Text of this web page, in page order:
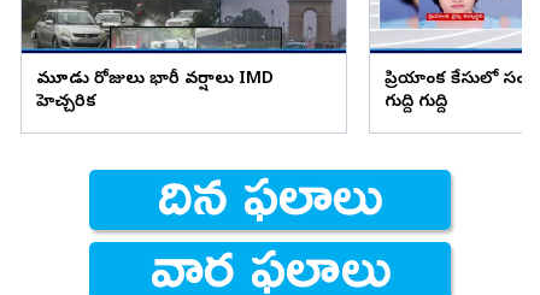
మూడు రోజులు భారీ వర్షాలు IMD
హెచ్చరిక
ప్రియాంక కేసులో
గుద్ది గుద్ది